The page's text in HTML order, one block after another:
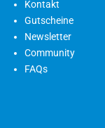
Kontakt
Gutscheine
Newsletter
Community
FAQs